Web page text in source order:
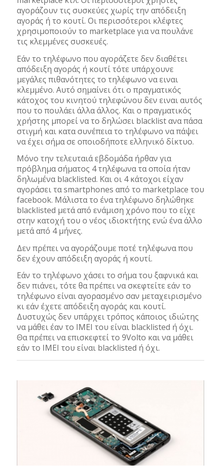
αγοράζουν τις συσκεύες χωρίς την απόδειξη
αγοράς ή το κουτί. Οι περισσότεροι κλέφτες
χρησιμοποιούν το marketplace για να πουλάνε
τις κλεμμένες συσκευές.
Εάν το τηλέφωνο που αγοράζετε δεν διαθέτει
απόδειξη αγοράς ή κουτί τότε υπάρχουνε
μεγάλες πιθανότητες το τηλέφωνο να ειναι
κλεμμένο. Αυτό σημαίνει ότι ο πραγματικός
κάτοχος του κινητού τηλεφώνου δεν ειναι αυτός
που το πουλάει άλλα άλλος. Και ο πραγματικός
χρήστης μπορεί να το δηλώσει blacklist ανα πάσα
στιγμή και κατα συνέπεια το τηλέφωνο να πάψει
να έχει σήμα σε οποιοδήποτε ελληνικό δίκτυο.
Μόνο την τελευταιά εβδομάδα ήρθαν για
πρόβλημα σήματος 4 τηλέφωνα τα οποία ήταν
δηλωμένα blacklisted. Και οι 4 κάτοχοι είχαν
αγοράσει τα smartphones από το marketplace του
facebook. Μάλιστα το ένα τηλέφωνο δηλώθηκε
blacklisted μετά από ενάμιση χρόνο που το είχε
στην κατοχή του ο νέος ιδιοκτήτης ενώ ένα άλλο
μετά από 4 μήνες.
Δεν πρέπει να αγοράζουμε ποτέ τηλέφωνα που
δεν έχουν απόδειξη αγοράς ή κουτί.
Εάν το τηλέφωνο χάσει το σήμα του ξαφνικά και
δεν πιάνει, τότε θα πρέπει να σκεφτείτε εάν το
τηλέφωνο είναι αγορασμένο σαν μεταχειρισμένο
κι εάν έχετε απόδειξη αγοράς και κουτί.
Δυστυχώς δεν υπάρχει τρόπος κάποιος ιδιώτης
να μάθει έαν το IMEI του είναι blacklisted ή όχι.
Θα πρέπει να επισκεφτεί το 9Volto και να μάθει
εάν το IMEI του είναι blacklisted ή όχι.